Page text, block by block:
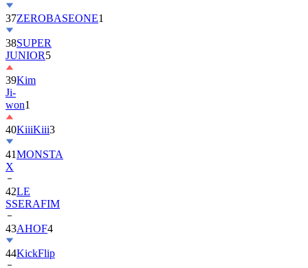
37ZEROBASEONE1
38SUPER
JUNIOR5
39Kim
Ji-
won1
40KiiiKiii3
41MONSTA
X
42LE
SSERAFIM
43AHOF4
44KickFlip